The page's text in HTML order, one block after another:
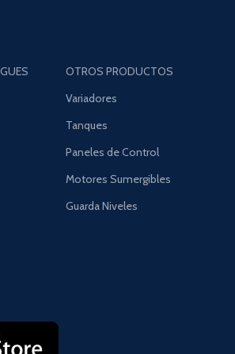
OTROS PRODUCTOS
Variadores
Tanques
Paneles de Control
Motores Sumergibles
Guarda Niveles